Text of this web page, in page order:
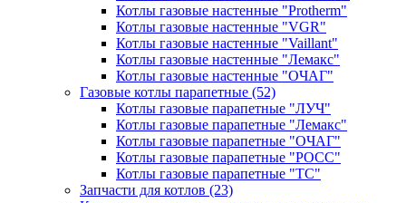
Котлы газовые настенные "Protherm"
Котлы газовые настенные "VGR"
Котлы газовые настенные "Vaillant"
Котлы газовые настенные "Лемакс"
Котлы газовые настенные "ОЧАГ"
Газовые котлы парапетные (52)
Котлы газовые парапетные "ЛУЧ"
Котлы газовые парапетные "Лемакс"
Котлы газовые парапетные "ОЧАГ"
Котлы газовые парапетные "РОСС"
Котлы газовые парапетные "ТС"
Запчасти для котлов (23)